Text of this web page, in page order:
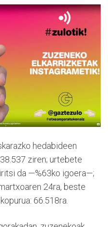
hedabideen
ziren; urtebete
da —%63ko igoera—;
24ra, beste
66.518ra.